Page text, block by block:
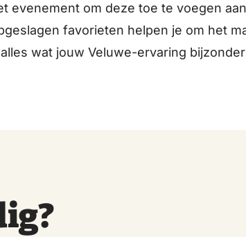
evenement om deze toe te voegen
favorieten helpen je om het
wat jouw Veluwe-ervaring